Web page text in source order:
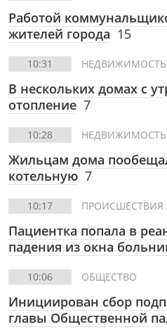
Работой
жителей города 15
10:31 НЕДВИЖИМОСТЬ
В нескольких домах с
отопление 7
10:28 НЕДВИЖИМОСТЬ
Жильцам дома
котельную 7
10:17 ПРОИСШЕСТВИЯ
Пациентка попала в
падения из окна
10:06 ОБЩЕСТВО
Инициирован сбор
главы Общественной